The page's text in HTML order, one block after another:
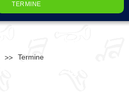
TERMINE
>>
Termine